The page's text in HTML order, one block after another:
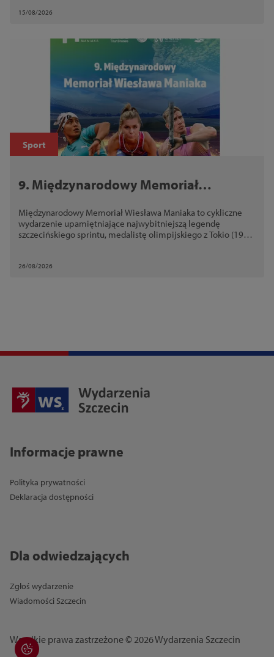
15/08/2026
Sport
9. Międzynarodowy Memoriał
Międzynarodowy Memoriał Wiesława Maniaka to cykliczne
wydarzenie upamiętniające najwybitniejszą legendę
szczecińskiego sprintu, medalistę olimpijskiego z Tokio (1964)
26/08/2026
Informacje prawne
Polityka prywatności
Deklaracja dostępności
Dla odwiedzających
Zgłoś wydarzenie
Wiadomości Szczecin
Wszelkie prawa zastrzeżone © 2026 Wydarzenia Szczecin